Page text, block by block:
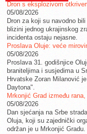
Dron s eksplozivom
05/08/2026
Dron za koji su navodno
blizini jednog ukrajinskog
incidenta ostaju nejasne.
Proslava Oluje: veće
05/08/2026
Proslava 31. godišnjice
braniteljima i susjedima u
Hrvatske Zoran Milanović
Daytona".
Mrkonjić Grad između
05/08/2026
Dan sjećanja na Srbe
Oluja, koji su zajednički
održan je u Mrkonjić Gradu.